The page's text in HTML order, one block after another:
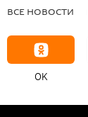
ВСЕ НОВОСТИ
OK